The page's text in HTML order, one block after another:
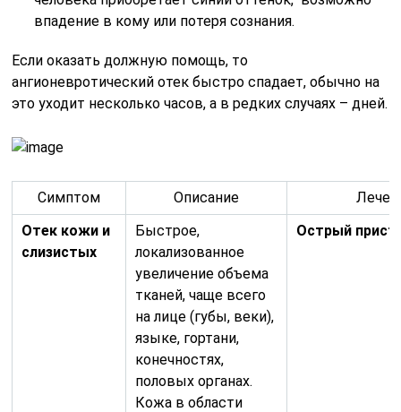
впадение в кому или потеря сознания.
Если оказать должную помощь, то
ангионевротический отек быстро спадает, обычно на
это уходит несколько часов, а в редких случаях – дней.
Симптом Описание
Отек кожи и
слизистых
Быстрое,
локализованное
увеличение объема
тканей, чаще всего
на лице (губы, веки),
языке, гортани,
конечностях,
половых органах.
Кожа в области
Острый